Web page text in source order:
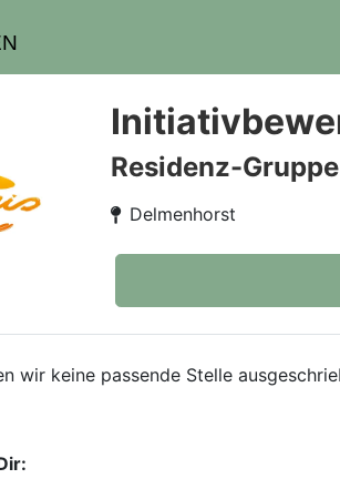
Residenz-
Delmenhorst
wir keine passende Stelle